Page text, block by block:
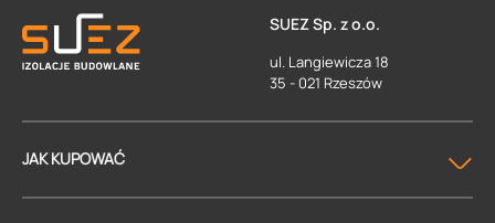
SUEZ Sp. z o.o.
ul. Langiewicza 18
35 - 021 Rzeszów
JAK KUPOWAĆ